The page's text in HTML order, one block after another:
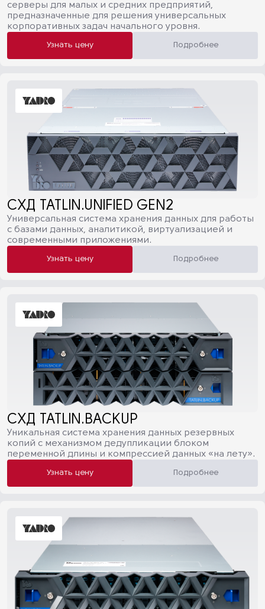
cерверы для малых и средних предприятий,
предназначенные для решения универсальных
корпоративных задач начального уровня.
Узнать цену Подробнее
СХД TATLIN.UNIFIED GEN2
Универсальная система хранения данных для работы
с базами данных, аналитикой, виртуализацией и
современными приложениями.
Узнать цену Подробнее
СХД TATLIN.BACKUP
Уникальная система хранения данных резервных
копий с механизмом дедупликации блоком
переменной длины и компрессией данных «на лету».
Узнать цену Подробнее